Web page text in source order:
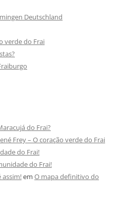
Deutschland
verde do Frai
do Frai?
Frey – O coração verde do Frai
do Frai!
do Frai!
assim!em O mapa definitivo do